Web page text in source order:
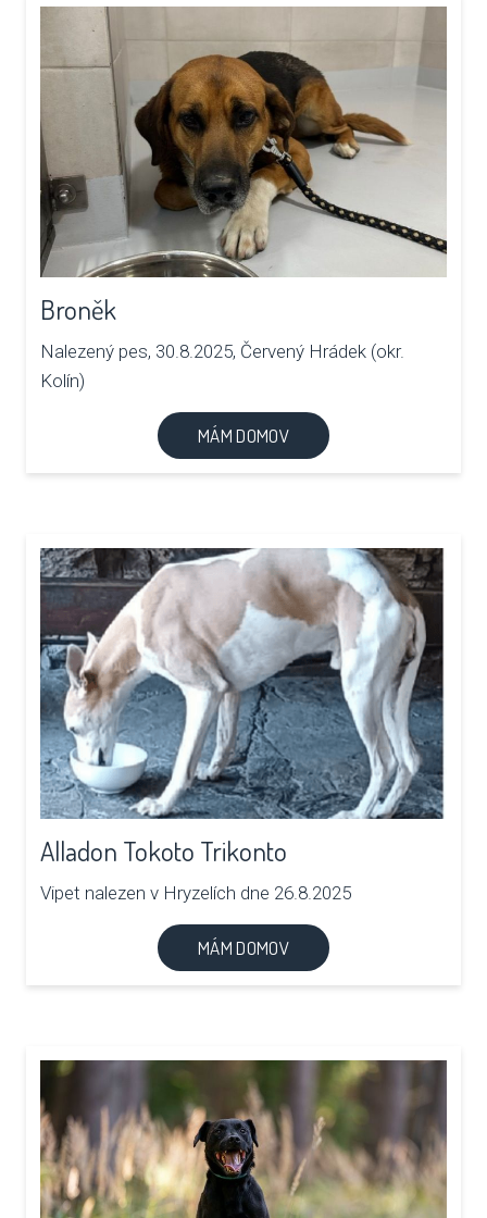
Broněk
Nalezený pes, 30.8.2025, Červený Hrádek (okr.
Kolín)
MÁM DOMOV
Alladon Tokoto Trikonto
Vipet nalezen v Hryzelích dne 26.8.2025
MÁM DOMOV